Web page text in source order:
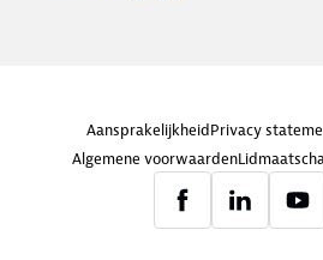
AansprakelijkheidPrivacy
Algemene voorwaarden